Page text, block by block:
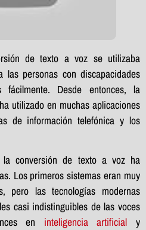
de texto a voz se utilizaba
las personas con discapacidades
Desde entonces, la
utilizado en muchas aplicaciones
de información telefónica y los
conversión de texto a voz ha
Los primeros sistemas eran muy
pero las tecnologías modernas
casi indistinguibles de las voces
en inteligencia artificial y